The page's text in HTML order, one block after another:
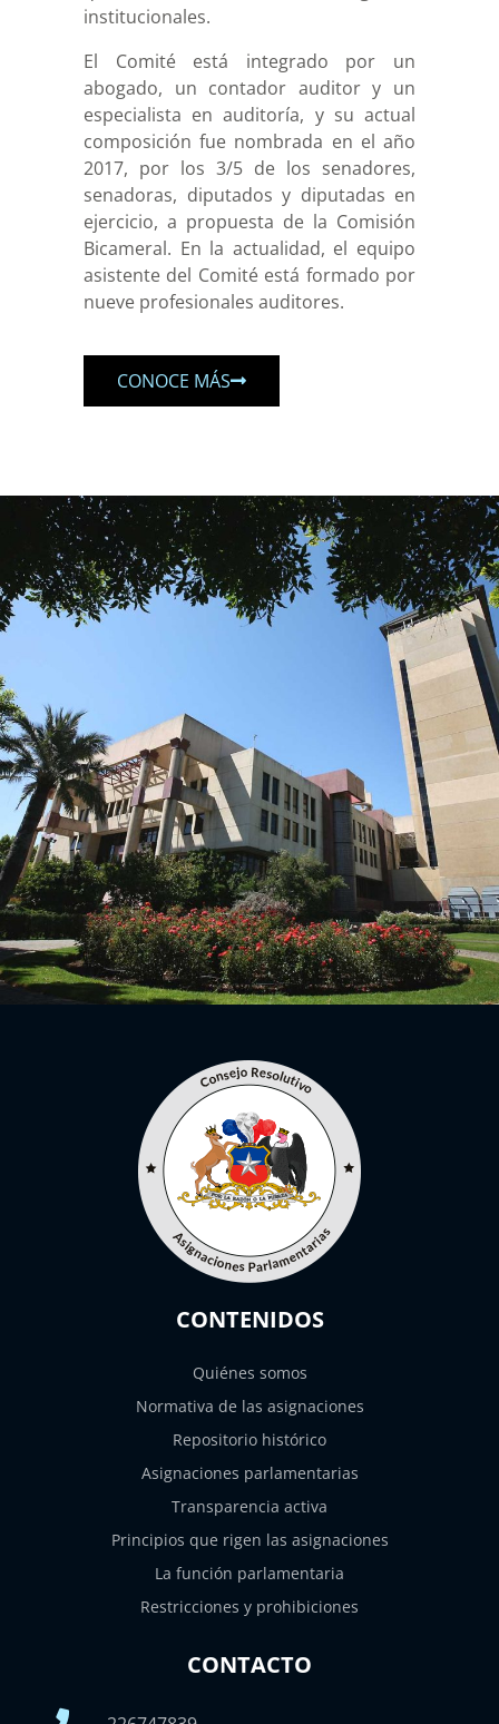
institucionales.
El Comité está integrado por un
abogado, un contador auditor y un
especialista en auditoría, y su actual
composición fue nombrada en el año
2017, por los 3/5 de los senadores,
senadoras, diputados y diputadas en
ejercicio, a propuesta de la Comisión
Bicameral. En la actualidad, el equipo
asistente del Comité está formado por
nueve profesionales auditores.
CONOCE MÁS
CONTENIDOS
Quiénes somos
Normativa de las asignaciones
Repositorio histórico
Asignaciones parlamentarias
Transparencia activa
Principios que rigen las asignaciones
La función parlamentaria
Restricciones y prohibiciones
CONTACTO